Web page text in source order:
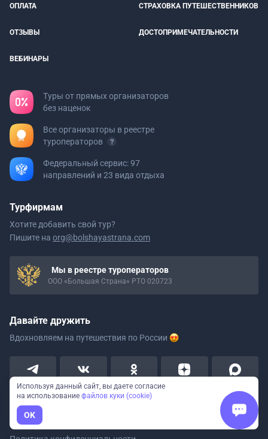
ОПЛАТА СТРАХОВКА ПУТЕШЕСТВЕННИКОВ
ОТЗЫВЫ ДОСТОПРИМЕЧАТЕЛЬНОСТИ
ВЕБИНАРЫ
Туры от прямых организаторов
без наценок
Все организаторы в реестре
туроператоров
Федеральный сервис: 97
направлений и 23 вида отдыха
Турфирмам
Хотите добавить свой тур?
Пишите на org@bolshayastrana.com
Мы в реестре туроператоров
ООО «Большая Страна» РТО 020723
Давайте дружить
Вдохновляем на путешествия по России
Пользовательское соглашение
Используя данный сайт, вы даете согласие
на использование файлов куки (cookie)
OK